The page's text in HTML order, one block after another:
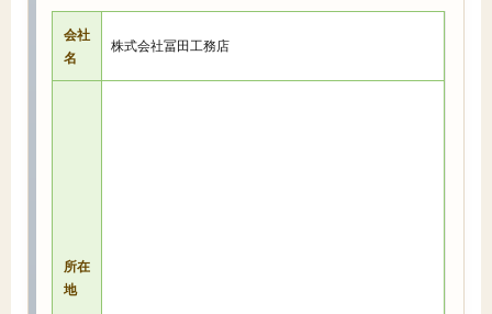
会社
名
株式会社冨田工務店
所在
地